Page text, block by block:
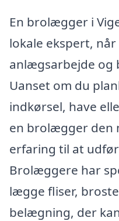
En brolægger i
lokale ekspert,
anlægsarbejde og
Uanset om du
indkørsel, have
en brolægger den
erfaring til at
Brolæggere har
lægge fliser,
belægning, der